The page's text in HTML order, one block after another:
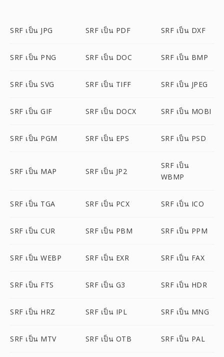
SRF เป็น JPG SRF เป็น PDF SRF เป็น DXF
SRF เป็น PNG SRF เป็น DOC SRF เป็น BMP
SRF เป็น SVG SRF เป็น TIFF SRF เป็น JPEG
SRF เป็น GIF SRF เป็น DOCX SRF เป็น MOBI
SRF เป็น PGM SRF เป็น EPS SRF เป็น PSD
SRF เป็น MAP SRF เป็น JP2
SRF เป็น
WBMP
SRF เป็น TGA SRF เป็น PCX SRF เป็น ICO
SRF เป็น CUR SRF เป็น PBM SRF เป็น PPM
SRF เป็น WEBP SRF เป็น EXR SRF เป็น FAX
SRF เป็น FTS SRF เป็น G3 SRF เป็น HDR
SRF เป็น HRZ SRF เป็น IPL SRF เป็น MNG
SRF เป็น MTV SRF เป็น OTB SRF เป็น PAL